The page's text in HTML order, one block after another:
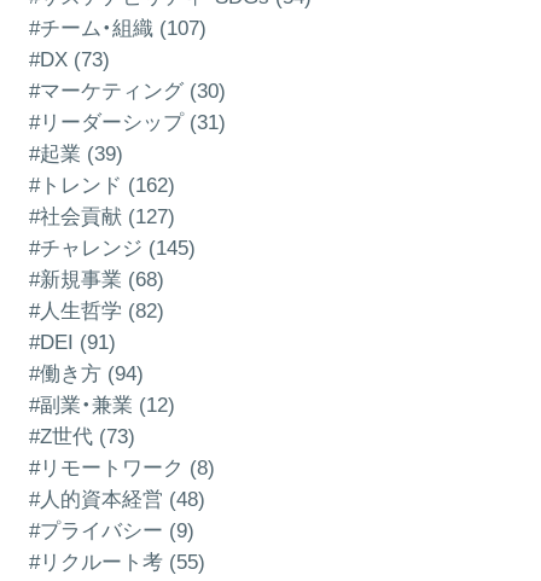
#チーム・組織 (107)
#DX (73)
#マーケティング (30)
#リーダーシップ (31)
#起業 (39)
#トレンド (162)
#社会貢献 (127)
#チャレンジ (145)
#新規事業 (68)
#人生哲学 (82)
#DEI (91)
#働き方 (94)
#副業・兼業 (12)
#Z世代 (73)
#リモートワーク (8)
#人的資本経営 (48)
#プライバシー (9)
#リクルート考 (55)